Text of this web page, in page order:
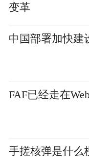
变革
中国部署加快建
FAF已经走在
手搓核弹是什么